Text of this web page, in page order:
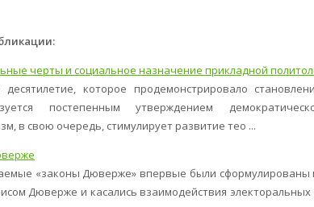
черты и социальное назначение прикладной
десятилетие, которое продемонстрировало
постепенным утверждением
в свою очередь, стимулирует развитие тео ...
«законы Дюверже» впервые были сформулированы
Дюверже и касались взаимодействия электоральных